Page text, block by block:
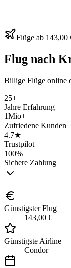
Flüge ab 143,00
Flug nach
Billige Flüge online
25+
Jahre Erfahrung
1Mio+
Zufriedene Kunden
4.7★
Trustpilot
100%
Sichere Zahlung
Günstigster Flug
143,00 €
Günstigste Airline
Condor